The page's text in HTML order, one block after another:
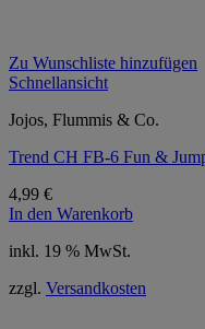
Zu Wunschliste hinzufügen
Schnellansicht
Jojos, Flummis & Co.
Trend CH FB-6 Fun &
4,99 €
In den Warenkorb
inkl. 19 % MwSt.
zzgl. Versandkosten